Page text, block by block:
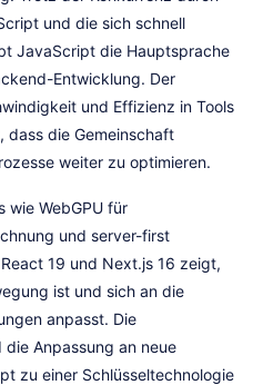
und die sich schnell
JavaScript die Hauptsprache
Entwicklung. Der
und Effizienz in Tools
dass die Gemeinschaft
weiter zu optimieren.
wie WebGPU für
und server-first
19 und Next.js 16 zeigt,
ist und sich an die
anpasst. Die
Anpassung an neue
zu einer Schlüsseltechnologie